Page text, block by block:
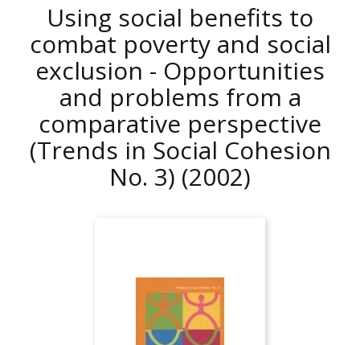
Using social benefits to
combat poverty and social
exclusion - Opportunities
and problems from a
comparative perspective
(Trends in Social Cohesion
No. 3) (2002)